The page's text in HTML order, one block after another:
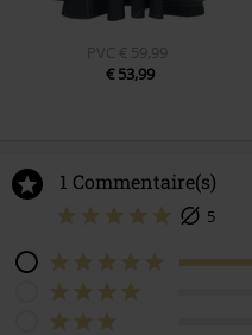
PVC € 59,99
€ 53,99
1 Commentaire(s)
5